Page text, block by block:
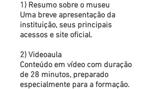
1) Resumo sobre o museu
Uma breve apresentação da
instituição, seus principais
acessos e site oficial.
2) Videoaula
Conteúdo em vídeo com duração
de 28 minutos, preparado
especialmente para a formação.